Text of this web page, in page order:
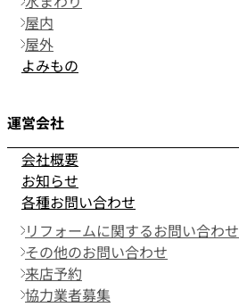
屋内
屋外
よみもの
運営会社
会社概要
お知らせ
各種お問い合わせ
リフォームに関するお問い合わせ
その他のお問い合わせ
来店予約
協力業者募集